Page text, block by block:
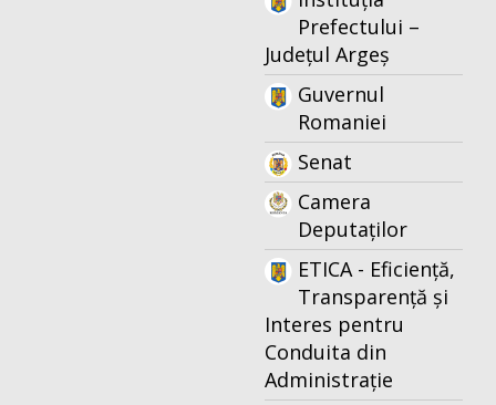
Prefectului –
Județul Argeș
Guvernul
Romaniei
Senat
Camera
Deputaților
ETICA - Eficiență,
Transparență și
Interes pentru
Conduita din
Administrație